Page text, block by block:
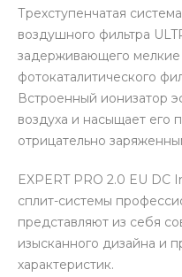
Трехступенчатая
воздушного фильтра
задерживающего мелкие
фотокаталитического
Встроенный ионизатор
воздуха и насыщает его
отрицательно
EXPERT PRO 2.0 EU DC
сплит-системы
представляют из себя
изысканного дизайна и
характеристик.